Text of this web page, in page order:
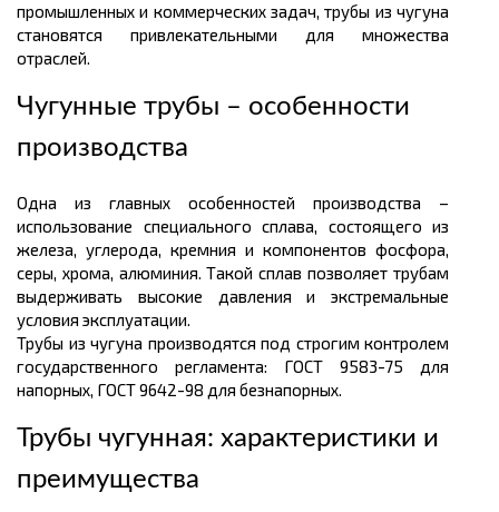
промышленных и коммерческих задач, трубы из чугуна
становятся привлекательными для множества
отраслей.
Чугунные трубы – особенности
производства
Одна из главных особенностей производства –
использование специального сплава, состоящего из
железа, углерода, кремния и компонентов фосфора,
серы, хрома, алюминия. Такой сплав позволяет трубам
выдерживать высокие давления и экстремальные
условия эксплуатации.
Трубы из чугуна производятся под строгим контролем
государственного регламента: ГОСТ 9583-75 для
напорных, ГОСТ 9642-98 для безнапорных.
Трубы чугунная: характеристики и
преимущества